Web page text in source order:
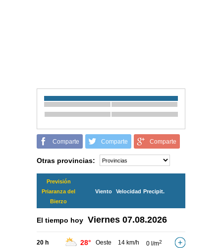
Comparte Comparte Comparte
Otras provincias:
Previsión
Priaranza del
Bierzo
Viento Velocidad Precipit.
El tiempo hoy Viernes 07.08.2026
20 h 28° Oeste 14 km/h 0 l/m2